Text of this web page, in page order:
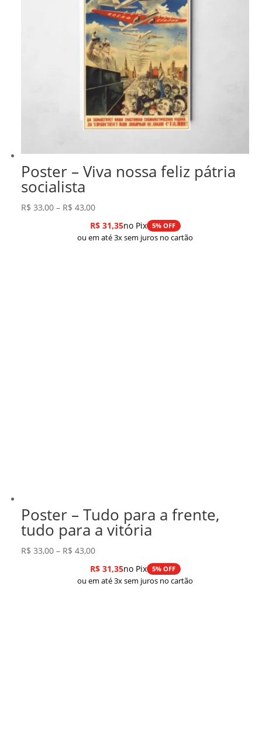
Poster – Viva nossa feliz pátria
socialista
R$ 33,00 – R$ 43,00Faixa
de
preço:
R$31,35no Pix 5% OFF
ou em até 3x sem juros no cartão
Poster – Tudo para a frente,
tudo para a vitória
R$ 33,00 – R$ 43,00Faixa
de
preço:
R$31,35no Pix 5% OFF
ou em até 3x sem juros no cartão